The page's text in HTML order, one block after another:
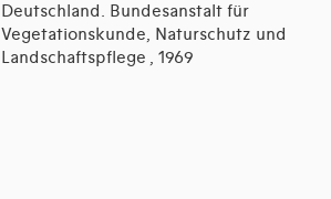
Deutschland. Bundesanstalt für
Vegetationskunde, Naturschutz und
Landschaftspflege , 1969